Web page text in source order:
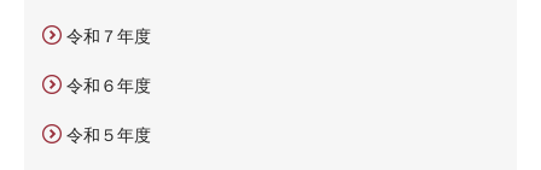
令和７年度
令和６年度
令和５年度